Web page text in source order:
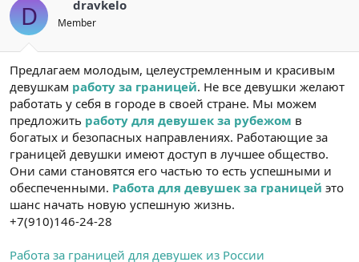
D dravkelo
Member
Предлагаем молодым, целеустремленным и красивым
девушкам работу за границей. Не все девушки желают
работать у себя в городе в своей стране. Мы можем
предложить работу для девушек за рубежом в
богатых и безопасных направлениях. Работающие за
границей девушки имеют доступ в лучшее общество.
Они сами становятся его частью то есть успешными и
обеспеченными. Работа для девушек за границей это
шанс начать новую успешную жизнь.
+7(910)146-24-28
Работа за границей для девушек из России